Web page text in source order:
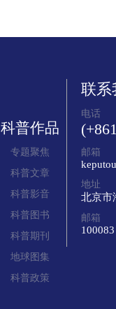
科普作品
专题聚焦
科普文章
科普影音
科普图书
科普期刊
地球图集
科普政策
联系
电话
邮箱
地址
北京市
邮箱
100083